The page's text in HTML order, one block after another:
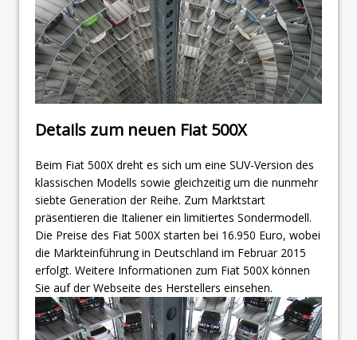
Details zum neuen Fiat 500X
Beim Fiat 500X dreht es sich um eine SUV-Version des
klassischen Modells sowie gleichzeitig um die nunmehr
siebte Generation der Reihe. Zum Marktstart
präsentieren die Italiener ein limitiertes Sondermodell.
Die Preise des Fiat 500X starten bei 16.950 Euro, wobei
die Markteinführung in Deutschland im Februar 2015
erfolgt. Weitere Informationen zum Fiat 500X können
Sie auf der Webseite des Herstellers einsehen.